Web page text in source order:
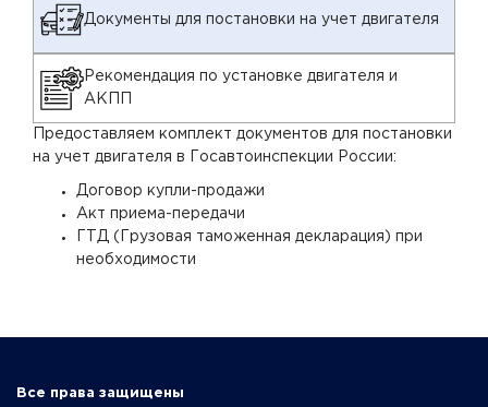
Документы для постановки на учет двигателя
Рекомендация по установке двигателя и
АКПП
Предоставляем комплект документов для постановки
на учет двигателя в Госавтоинспекции России:
Договор купли-продажи
Акт приема-передачи
ГТД (Грузовая таможенная декларация) при
необходимости
Все права защищены